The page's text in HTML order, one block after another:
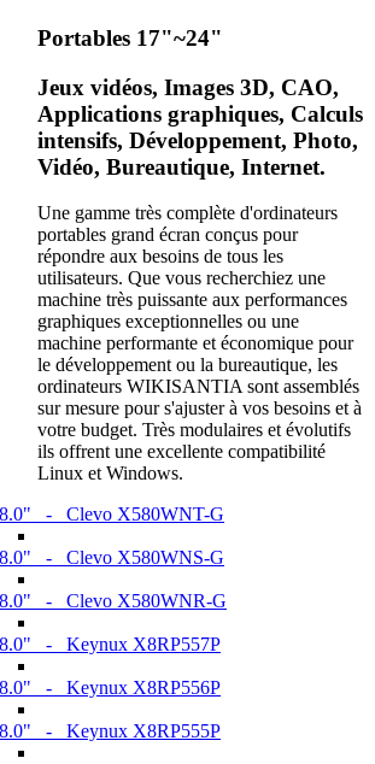
Portables 17"~24"
Jeux vidéos, Images 3D, CAO,
Applications graphiques, Calculs
intensifs, Développement, Photo,
Vidéo, Bureautique, Internet.
Une gamme très complète d'ordinateurs
portables grand écran conçus pour
répondre aux besoins de tous les
utilisateurs. Que vous recherchiez une
machine très puissante aux performances
graphiques exceptionnelles ou une
machine performante et économique pour
le développement ou la bureautique, les
ordinateurs WIKISANTIA sont assemblés
sur mesure pour s'ajuster à vos besoins et à
votre budget. Très modulaires et évolutifs
ils offrent une excellente compatibilité
Linux et Windows.
- Clevo X580WNT-G
- Clevo X580WNS-G
- Clevo X580WNR-G
- Keynux X8RP557P
- Keynux X8RP556P
- Keynux X8RP555P